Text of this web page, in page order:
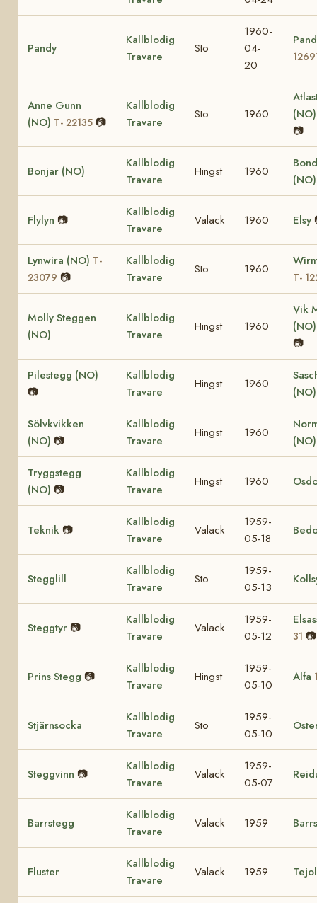
Pandy
Kallblodig
Travare
Sto
1960-
04-
20
Anne Gunn
(NO) T- 22135 📷
Kallblodig
Travare
Sto 1960
📷
Bonjar (NO)
Kallblodig
Travare
Hingst 1960
Flylyn 📷
Kallblodig
Travare
Valack 1960 Elsy
Lynwira (NO) T-
23079 📷
Kallblodig
Travare
Sto 1960
T-
Molly Steggen
(NO)
Kallblodig
Travare
Hingst 1960
Vik
📷
Pilestegg (NO)
📷
Kallblodig
Travare
Hingst 1960
(NO)
Sölvkvikken
(NO) 📷
Kallblodig
Travare
Hingst 1960
Tryggstegg
(NO) 📷
Kallblodig
Travare
Hingst 1960
Teknik 📷
Kallblodig
Travare
Valack
1959-
05-18
Stegglill
Kallblodig
Travare
Sto
1959-
05-13
Steggtyr 📷
Kallblodig
Travare
Valack
1959-
05-12
31 📷
Prins Stegg 📷
Kallblodig
Travare
Hingst
1959-
05-10
Alfa
Stjärnsocka
Kallblodig
Travare
Sto
1959-
05-10
Steggvinn 📷
Kallblodig
Travare
Valack
1959-
05-07
Barrstegg
Kallblodig
Travare
Valack 1959
Fluster
Kallblodig
Travare
Valack 1959